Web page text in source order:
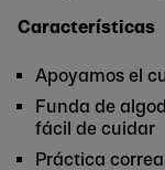
Características
Apoyamos el
Funda de
fácil de cuidar
Práctica